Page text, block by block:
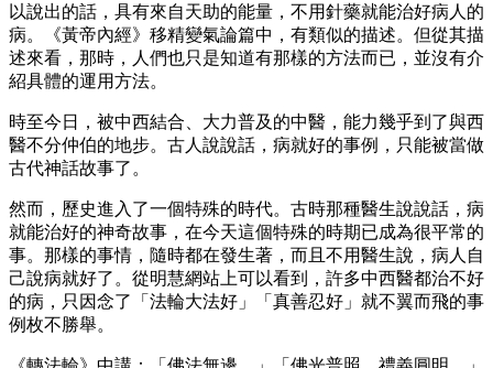
以說出的話，具有來自天助的能量，不用針藥就能治好病人的
病。《黃帝內經》移精變氣論篇中，有類似的描述。但從其描
述來看，那時，人們也只是知道有那樣的方法而已，並沒有介
紹具體的運用方法。
時至今日，被中西結合、大力普及的中醫，能力幾乎到了與西
醫不分仲伯的地步。古人說說話，病就好的事例，只能被當做
古代神話故事了。
然而，歷史進入了一個特殊的時代。古時那種醫生說說話，病
就能治好的神奇故事，在今天這個特殊的時期已成為很平常的
事。那樣的事情，隨時都在發生著，而且不用醫生說，病人自
己說病就好了。從明慧網站上可以看到，許多中西醫都治不好
的病，只因念了「法輪大法好」「真善忍好」就不翼而飛的事
例枚不勝舉。